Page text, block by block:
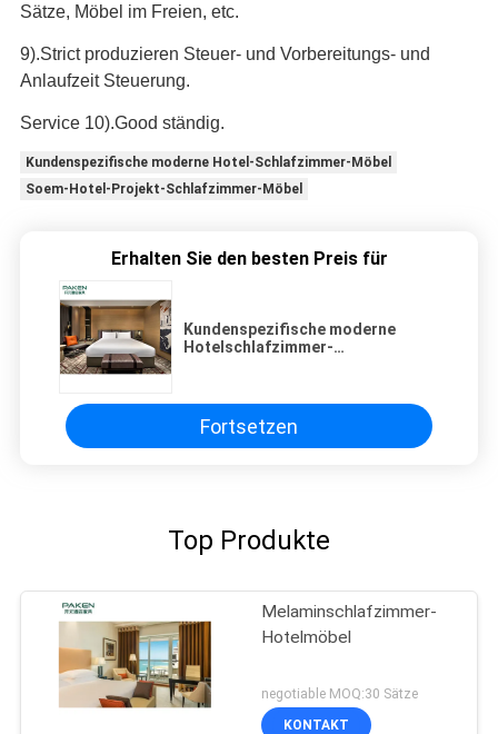
Sätze, Möbel im Freien, etc.
9).Strict produzieren Steuer- und Vorbereitungs- und
Anlaufzeit Steuerung.
Service 10).Good ständig.
Kundenspezifische moderne Hotel-Schlafzimmer-Möbel
Soem-Hotel-Projekt-Schlafzimmer-Möbel
Erhalten Sie den besten Preis für
Kundenspezifische moderne
Hotelschlafzimmer-
Fortsetzen
Top Produkte
Melaminschlafzimmer-
Hotelmöbel
negotiable MOQ:30 Sätze
KONTAKT